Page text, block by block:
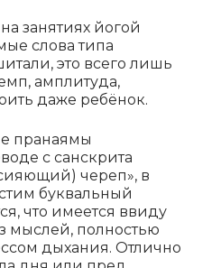
занятиях йогой
слова типа
это всего лишь
амплитуда,
даже ребёнок.
пранаямы
с санскрита
череп», в
буквальный
что имеется ввиду
мыслей, полностью
дыхания. Отлично